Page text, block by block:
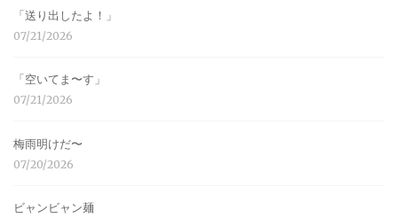
「送り出したよ！」
07/21/2026
「空いてま〜す」
07/21/2026
梅雨明けだ〜
07/20/2026
ビャンビャン麺